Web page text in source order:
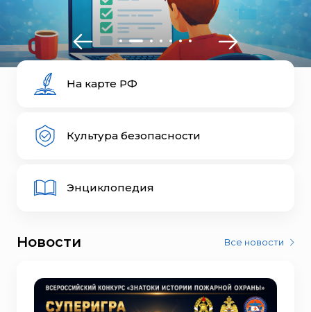
На карте РФ
Культура безопасности
Энциклопедия
Новости Все новости